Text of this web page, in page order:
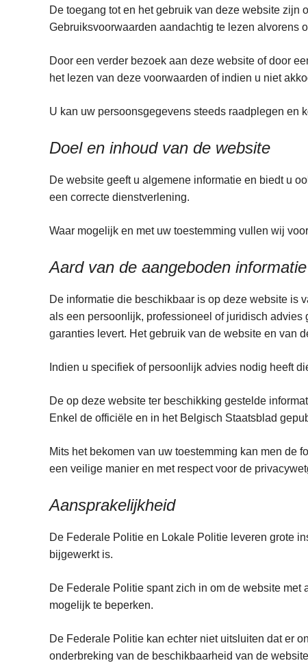
De toegang tot en het gebruik van deze website
Gebruiksvoorwaarden aandachtig te lezen
Door een verder bezoek aan deze website of door
het lezen van deze voorwaarden of indien u niet
U kan uw persoonsgegevens steeds raadplegen en
Doel en inhoud van de website
De website geeft u algemene informatie en biedt u
een correcte dienstverlening.
Waar mogelijk en met uw toestemming vullen wij
Aard van de aangeboden informatie
De informatie die beschikbaar is op deze website is
als een persoonlijk, professioneel of juridisch
garanties levert. Het gebruik van de website en van
Indien u specifiek of persoonlijk advies nodig heeft
De op deze website ter beschikking gestelde
Enkel de officiële en in het Belgisch Staatsblad
Mits het bekomen van uw toestemming kan men de
een veilige manier en met respect voor de
Aansprakelijkheid
De Federale Politie en Lokale Politie leveren grote
bijgewerkt is.
De Federale Politie spant zich in om de website
mogelijk te beperken.
De Federale Politie kan echter niet uitsluiten dat er
onderbreking van de beschikbaarheid van de